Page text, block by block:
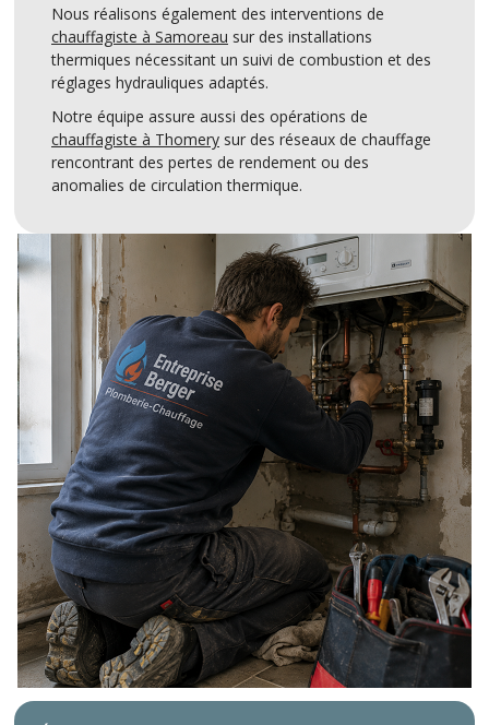
Nous réalisons également des interventions de
chauffagiste à Samoreau sur des installations
thermiques nécessitant un suivi de combustion et des
réglages hydrauliques adaptés.
Notre équipe assure aussi des opérations de
chauffagiste à Thomery sur des réseaux de chauffage
rencontrant des pertes de rendement ou des
anomalies de circulation thermique.